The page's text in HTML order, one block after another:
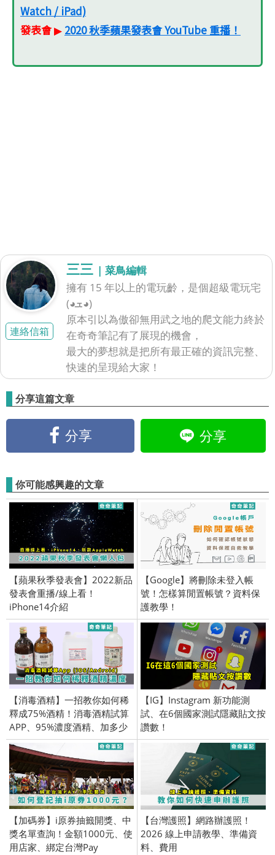
Watch / iPad)
發表會▶ 2020 秋季蘋果發表會 YouTube 重播！
連絡信箱
三三 | 菜鳥編輯
擁有 15 年以上的電玩齡，是個超級電玩宅
(◕ܫ◕)
原本引以為傲卻無用武之地的爬文能力終於
在奇奇筆記有了展現的機會，
最大的夢想就是把所有最正確的資訊完整、
快速的呈現給大家！
分享這篇文章
分享 分享
你可能感興趣的文章
【蘋果秋季發表會】2022新品
發表會重播/線上看！
iPhone14介紹
【Google】將刪除未登入帳
號！怎樣算閒置帳號？資料保
護教學！
【消毒酒精】一招教你如何稀
釋成75%酒精！消毒酒精試算
APP、95%濃度酒精、加多少
水
【IG】Instagram 新功能測
試、在6個國家測試隱藏貼文按
讚數！
【加碼券】i原券抽籤開獎、中
獎名單查詢！金額1000元、使
用店家、綁定台灣Pay
【台灣護照】網路辦護照！
2026 線上申請教學、準備資
料、費用